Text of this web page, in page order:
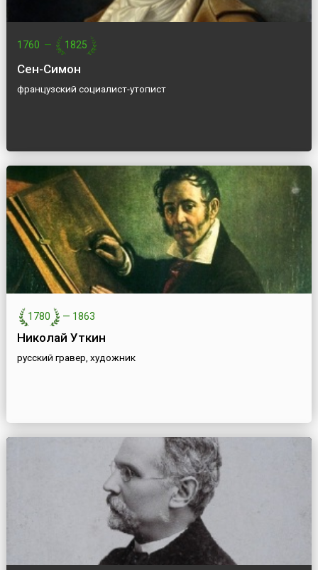
1760 — 1825
Сен-Симон
французский социалист-утопист
1780 — 1863
Николай Уткин
русский гравер, художник